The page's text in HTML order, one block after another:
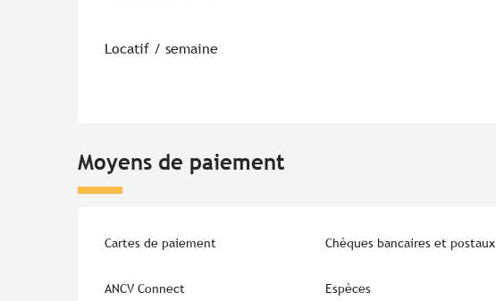
Locatif / semaine
Moyens de paiement
Cartes de paiement Chèques bancaires et postaux
ANCV Connect Espèces